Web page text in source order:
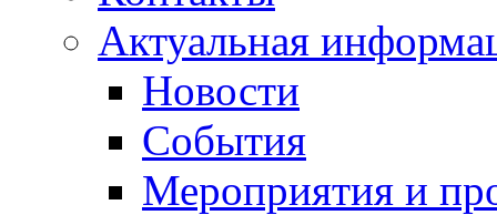
Актуальная
Новости
События
Мероприятия и